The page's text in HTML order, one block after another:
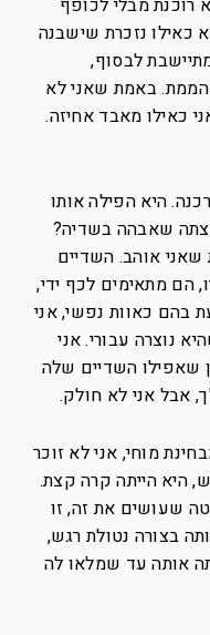
רוכנת מבלי לכופף
כאילו נזכרת שישבנה
לבסוף,
באמת שאני לא
כאילו מאבד אחיזה.
היא הפילה אותו
שאבהה בשדיה?
שאני אוהב. השדיים
הם מתאימים לכף ידי,
בהם כאוות נפשי, אני
נוצרה עבורי. אני
שאפילו השדיים שלה
אבל אני לא חולק.
מוחי, אני לא זוכר
היא הייתה קרה קצת.
שעושים את זה, זו
בצורה נטולת רגש,
אותה עד שמלאו לה